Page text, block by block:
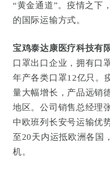
“黄金通道”。疫情之下
的国际运输方式。
宝鸡泰达康医疗科技有
口罩出口企业，拥有口
年产各类口罩12亿只。
量大幅增长，产品远销
地区。公司销售总经理
中欧班列长安号运输优
至20天内运抵欧洲各国
机。